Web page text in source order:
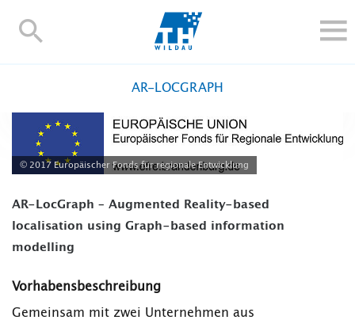
TH-
FORSCHUNG UND TRANSFER
ALUMNI
INTERNATIONAL
BESCHÄFTIGTE
TH Online-Portal Personensuche
AR-LOCGRAPH
© 2017 Europäischer Fonds für regionale Entwicklung
AR-LocGraph – Augmented Reality-based
localisation using Graph-based information
modelling
Vorhabensbeschreibung
Gemeinsam mit zwei Unternehmen aus